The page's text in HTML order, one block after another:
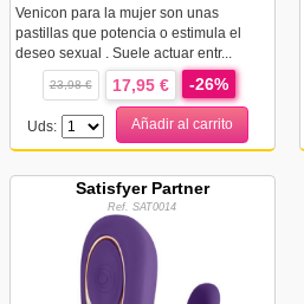
Venicon para la mujer son unas
pastillas que potencia o estimula el
deseo sexual . Suele actuar entr...
23,98 € 17,95 € -26%
Uds: Añadir al carrito
Satisfyer Partner
Ref. SAT0014